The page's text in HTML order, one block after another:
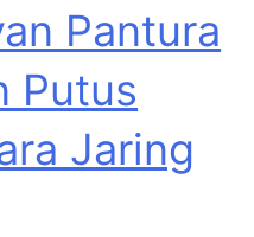
Pantura
Putus
Jaring